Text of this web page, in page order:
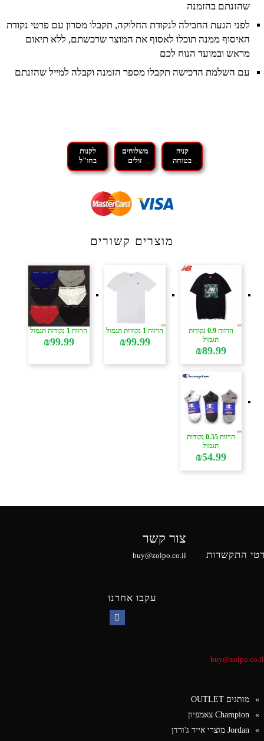
שהזנתם בהזמנה
לפני הגעת החבילה לנקודת החלוקה, תקבלו מסרון עם פרטי נקודת
האיסוף ממנה תוכלו לאסוף את המוצר שרכשתם, ללא תיאום
מראש ובמועד הנוח לכם
עם השלמת הרכישה תקבלו מספר הזמנה וקבלה למייל שהזנתם
קניה
בטוחה
משלוחים
זולים
לקנות
בחו"ל
מוצרים קשורים
הרווח 0.9 נקודות
תגמול
₪89.99
הרווח 1 נקודות תגמול
₪99.99
הרווח 1 נקודות תגמול
₪99.99
הרווח 0.55 נקודות
תגמול
₪54.99
התקשרות
צור קשר
buy@zolpo.co.il
עקבו אחרנו
buy@zolpo.co.il
מותגים OUTLET
Champion צאמפיון
Jordan מוצרי אייר ג'ורדן